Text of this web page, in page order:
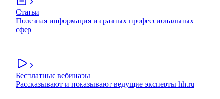
Статьи
Полезная информация из разных профессиональных
сфер
Бесплатные вебинары
Рассказывают и показывают ведущие эксперты hh.ru